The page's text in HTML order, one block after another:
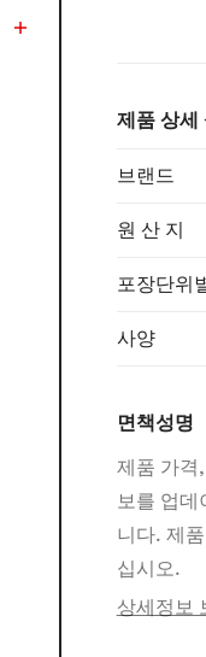
제품 상세
브랜드
원 산 지
포장단위
사양
면책성명
제품 가격
보를 업데
니다. 제
십시오.
상세정보